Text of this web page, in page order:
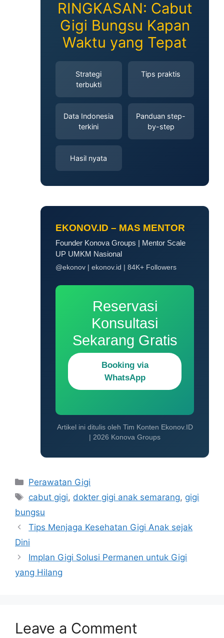
RINGKASAN: Cabut
Gigi Bungsu Kapan
Waktu yang Tepat
Strategi
terbukti
Tips praktis
Data Indonesia
terkini
Panduan step-
by-step
Hasil nyata
EKONOV.ID – MAS MENTOR
Founder Konova Groups | Mentor Scale
UP UMKM Nasional
@ekonov | ekonov.id | 84K+ Followers
Reservasi
Konsultasi
Sekarang Gratis
Booking via
WhatsApp
Artikel ini ditulis oleh Tim Konten Ekonov.ID
| 2026 Konova Groups
Categories
Perawatan Gigi
Tags
cabut gigi, dokter gigi anak semarang, gigi
bungsu
Tips Menjaga Kesehatan Gigi Anak sejak
Dini
Implan Gigi Solusi Permanen untuk Gigi
yang Hilang
Leave a Comment